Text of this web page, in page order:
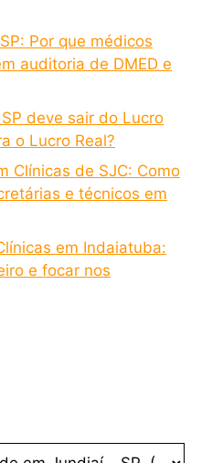
Por que médicos
auditoria de DMED e
deve sair do Lucro
o Lucro Real?
Clínicas de SJC: Como
e técnicos em
em Indaiatuba:
e focar nos